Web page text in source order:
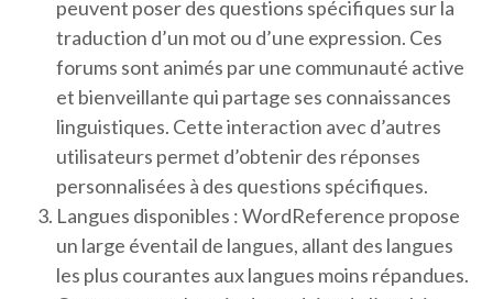
peuvent poser des questions spécifiques sur la
traduction d’un mot ou d’une expression. Ces
forums sont animés par une communauté active
et bienveillante qui partage ses connaissances
linguistiques. Cette interaction avec d’autres
utilisateurs permet d’obtenir des réponses
personnalisées à des questions spécifiques.
Langues disponibles : WordReference propose
un large éventail de langues, allant des langues
les plus courantes aux langues moins répandues.